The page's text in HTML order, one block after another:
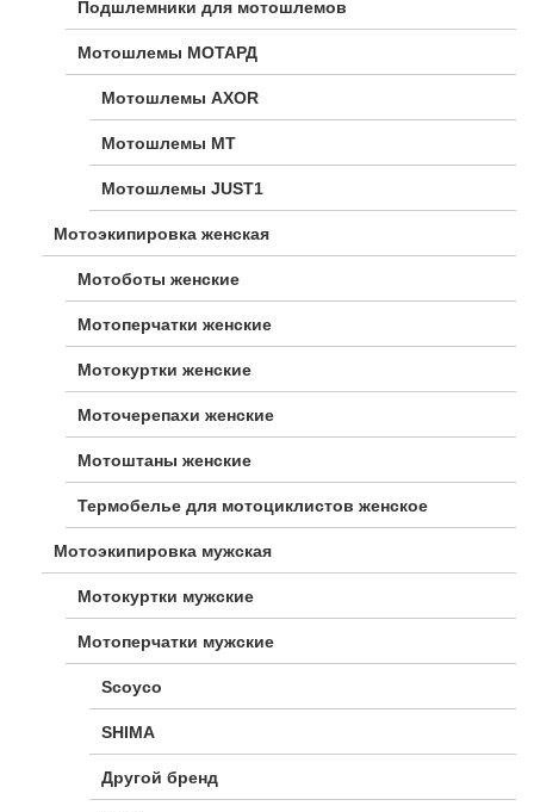
Подшлемники для мотошлемов
Мотошлемы МОТАРД
Мотошлемы AXOR
Мотошлемы MT
Мотошлемы JUST1
Мотоэкипировка женская
Мотоботы женские
Мотоперчатки женские
Мотокуртки женские
Моточерепахи женские
Мотоштаны женские
Термобелье для мотоциклистов женское
Мотоэкипировка мужская
Мотокуртки мужские
Мотоперчатки мужские
Scoyco
SHIMA
Другой бренд